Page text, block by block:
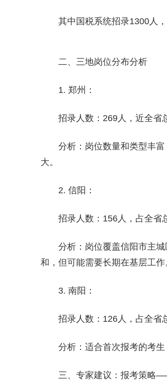
其中国税系统招录1300人
二、三地岗位分布分析
1. 郑州：
招录人数：269人，近全省
分析：岗位数量和类型丰
大。
2. 信阳：
招录人数：156人，占全省
分析：岗位覆盖信阳市主
和，但可能需要长期在基层工作
3. 南阳：
招录人数：126人，占全省
分析：适合首次报考的考
三、专家建议：报考策略